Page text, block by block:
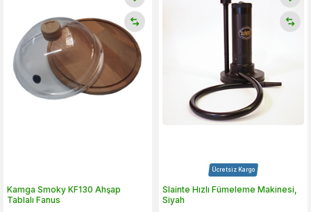
Kamga Smoky KF130 Ahşap
Tablalı Fanus
Ücretsiz Kargo
Slainte Hızlı Fümeleme Makinesi,
Siyah